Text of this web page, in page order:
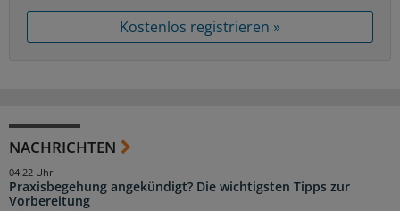
Kostenlos registrieren »
NACHRICHTEN
Praxisbegehung angekündigt? Die wichtigsten Tipps zur
Vorbereitung
04:22 Uhr